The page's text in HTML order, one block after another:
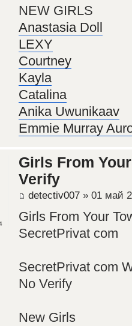
NEW GIRLS
Anastasia Doll
LEXY
Courtney
Kayla
Catalina
Anika Uwunikaav
Emmie Murray
Girls From
Verify
detectiv007» 01 май
Girls From Your
SecretPrivat com
SecretPrivat com
No Verify
New Girls